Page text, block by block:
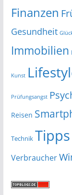
Finanzen
Gesundheit
Immobilien
Kunst
Prüfungsangst
Reisen
Technik
Verbraucher